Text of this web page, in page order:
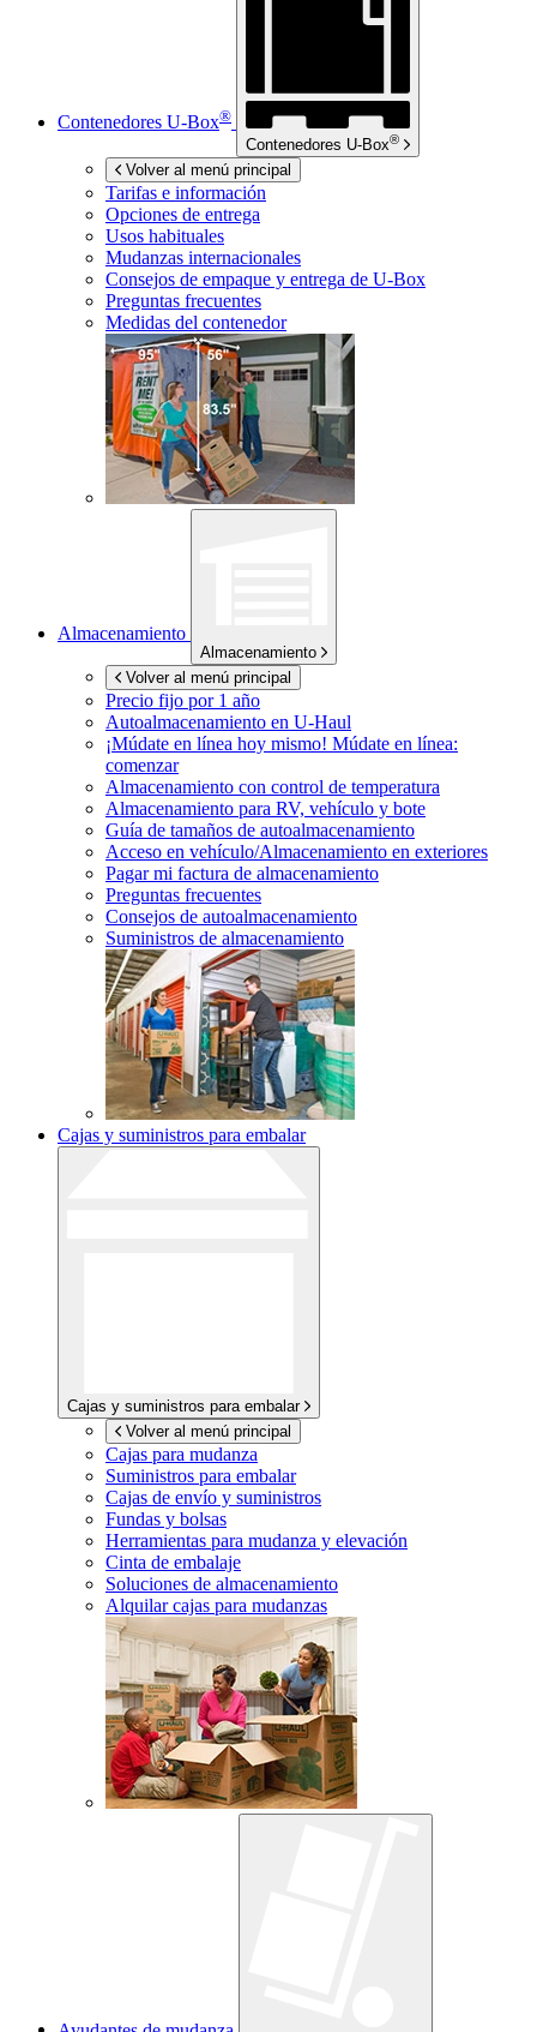
Contenedores U-Box®
Contenedores U-Box®
Volver al menú principal
Tarifas e información
Opciones de entrega
Usos habituales
Mudanzas internacionales
Consejos de empaque y entrega de U-Box
Preguntas frecuentes
Medidas del contenedor
Almacenamiento
Almacenamiento
Volver al menú principal
Precio fijo por 1 año
Autoalmacenamiento en U-Haul
¡Múdate en línea hoy mismo! Múdate en línea:
comenzar
Almacenamiento con control de temperatura
Almacenamiento para RV, vehículo y bote
Guía de tamaños de autoalmacenamiento
Acceso en vehículo/Almacenamiento en exteriores
Pagar mi factura de almacenamiento
Preguntas frecuentes
Consejos de autoalmacenamiento
Suministros de almacenamiento
Cajas y suministros para embalar
Cajas y suministros para embalar
Volver al menú principal
Cajas para mudanza
Suministros para embalar
Cajas de envío y suministros
Fundas y bolsas
Herramientas para mudanza y elevación
Cinta de embalaje
Soluciones de almacenamiento
Alquilar cajas para mudanzas